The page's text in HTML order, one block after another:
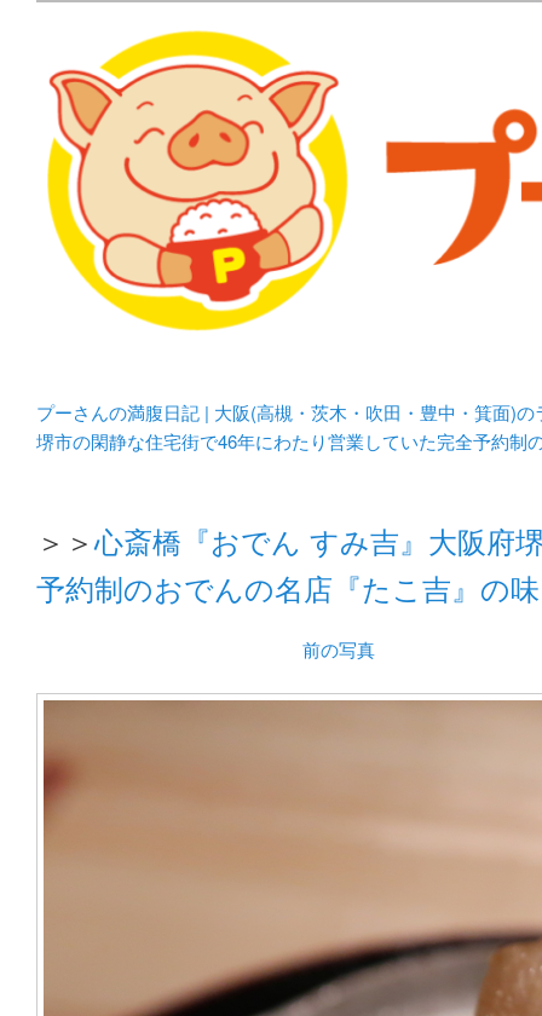
プーさんの満腹日記 |
豊中・箕面)のランチ＆
化してます。
プーさんの満腹日記 | 大阪(高槻・茨木・吹田・豊中・箕面)
堺市の閑静な住宅街で46年にわたり営業していた完全予約
＞＞心斎橋『おでん すみ吉』大阪府
予約制のおでんの名店『たこ吉』の
前の写真